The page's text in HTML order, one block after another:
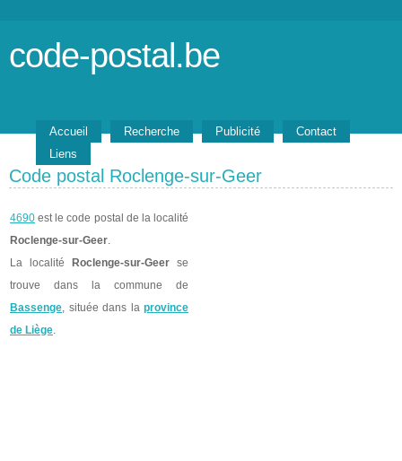
code-postal.be
Accueil Recherche Publicité
Contact
Liens
Code postal Roclenge-sur-Geer
4690 est le code postal de la localité
Roclenge-sur-Geer.
La localité
Roclenge-sur-Geer se
trouve dans la commune de
Bassenge, située dans la province
de Liège.